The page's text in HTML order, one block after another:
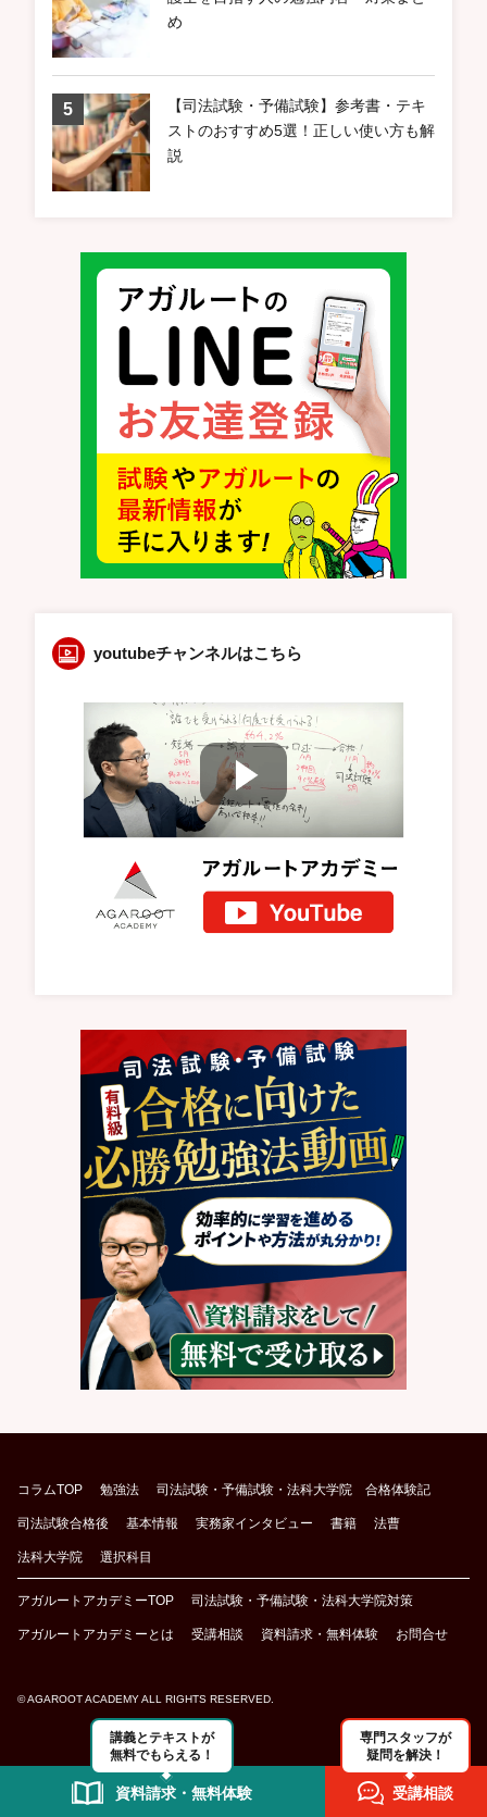
め
【司法試験・予備試験】参考書・テキ
ストのおすすめ5選！正しい使い方も解
説
youtubeチャンネルはこちら
コラムTOP 勉強法 司法試験・予備試験・法科大学院 合格体験記
司法試験合格後 基本情報 実務家インタビュー 書籍 法曹
法科大学院 選択科目
アガルートアカデミーTOP 司法試験・予備試験・法科大学院対策
アガルートアカデミーとは 受講相談 資料請求・無料体験 お問合せ
© AGAROOT ACADEMY ALL RIGHTS RESERVED.
講義とテキストが
無料でもらえる！
資料請求・無料体験
専門スタッフが
疑問を解決！
受講相談